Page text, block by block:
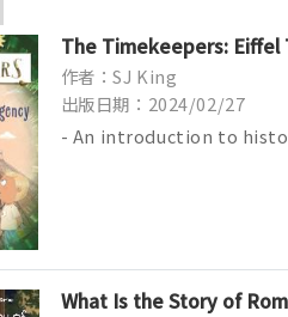
The Timekeepers: Eiffel
作者：SJ King
出版日期：2024/02/27
- An introduction to
What Is the Story of